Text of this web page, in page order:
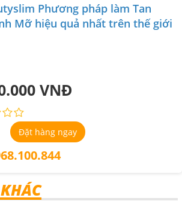
Phương pháp làm Tan
Mỡ hiệu quả nhất trên thế giới
VNĐ
Đặt hàng ngay